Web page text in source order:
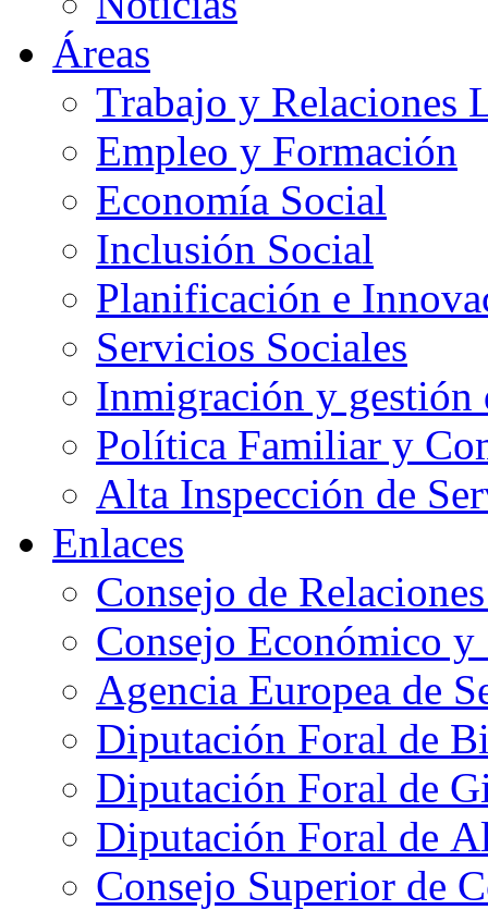
Áreas
Trabajo y Relaciones
Empleo y Formación
Economía Social
Inclusión Social
Planificación e
Servicios Sociales
Inmigración y gestión
Política Familiar y
Alta Inspección de
Enlaces
Consejo de
Consejo Económico y
Agencia Europea de
Diputación Foral de
Diputación Foral de
Diputación Foral de
Consejo Superior de